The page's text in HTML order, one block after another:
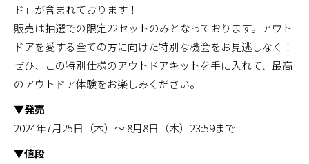
ド」が含まれております！
販売は抽選での限定22セットのみとなっております。アウト
ドアを愛する全ての方に向けた特別な機会をお見逃しなく！
ぜひ、この特別仕様のアウトドアキットを手に入れて、最高
のアウトドア体験をお楽しみください。
▼発売
2024年7月25日（木）〜 8月8日（木）23:59まで
▼値段